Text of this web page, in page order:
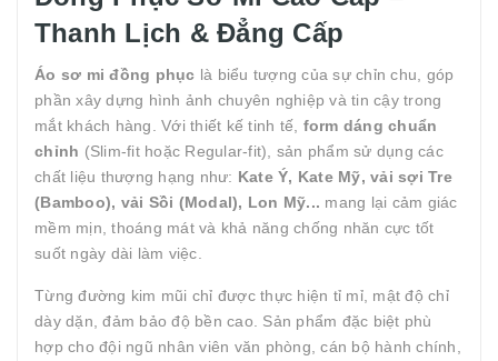
Thanh Lịch & Đẳng Cấp
Áo sơ mi đồng phục là biểu tượng của sự chỉn chu, góp
phần xây dựng hình ảnh chuyên nghiệp và tin cậy trong
mắt khách hàng. Với thiết kế tinh tế, form dáng chuẩn
chỉnh (Slim-fit hoặc Regular-fit), sản phẩm sử dụng các
chất liệu thượng hạng như: Kate Ý, Kate Mỹ, vải sợi Tre
(Bamboo), vải Sồi (Modal), Lon Mỹ... mang lại cảm giác
mềm mịn, thoáng mát và khả năng chống nhăn cực tốt
suốt ngày dài làm việc.
Từng đường kim mũi chỉ được thực hiện tỉ mỉ, mật độ chỉ
dày dặn, đảm bảo độ bền cao. Sản phẩm đặc biệt phù
hợp cho đội ngũ nhân viên văn phòng, cán bộ hành chính,